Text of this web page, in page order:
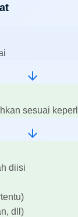
arrow_downward
sesuai
arrow_downward
diisi
dll)